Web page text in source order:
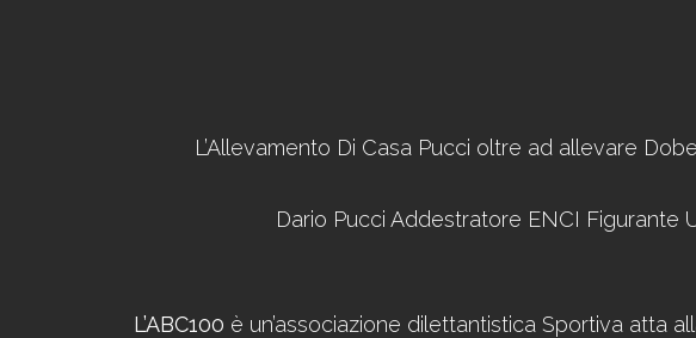
L’Allevamento Di Casa Pucci oltre ad allevare
Dario Pucci Addestratore ENCI Figurante
L’ABC100 è un’associazione dilettantistica Sportiva atta